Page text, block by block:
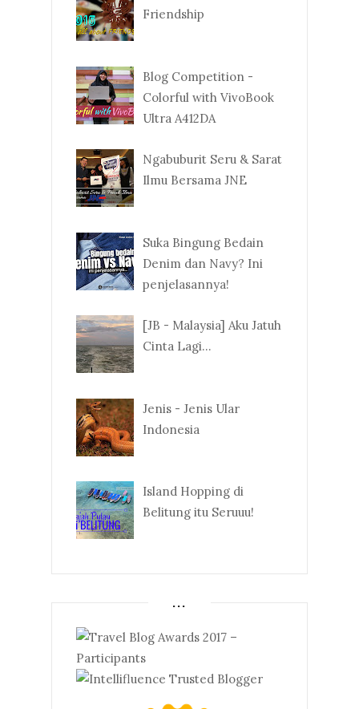
Friendship
Blog Competition -
Colorful with VivoBook
Ultra A412DA
Ngabuburit Seru & Sarat
Ilmu Bersama JNE
Suka Bingung Bedain
Denim dan Navy? Ini
penjelasannya!
[JB - Malaysia] Aku Jatuh
Cinta Lagi...
Jenis - Jenis Ular
Indonesia
Island Hopping di
Belitung itu Seruuu!
...